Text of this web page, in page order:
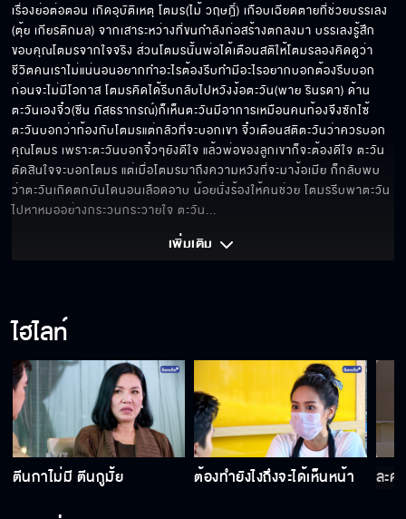
อยากรู้แต่ไม่อยากฟัง
ฉันไม่ตรวจร่างกาย
เรื่องคืนนั้น มันคืออะไร
อย่างอนนะ แหย่นิดเดียวเอง
เล่ามาได้แล้ว
เรื่องย่อต่อตอน เกิดอุบัติเหตุ โตมร(ไม้ วฤษฎิ์) เกือบเฉียดตายที่ช่วยบรรเลง
(ตุ้ย เกียรติกมล) จากเสาระหว่างที่ขนกำลังก่อสร้างตกลงมา บรรเลงรู้สึก
ขอบคุณโตมรจากใจจริง ส่วนโตมรนั้นพ่อได้เตือนสติให้โตมรลองคิดดูว่า
ชีวิตคนเราไม่แน่นอนอยากทำอะไรต้องรีบทำมีอะไรอยากบอกต้องรีบบอก
ก่อนจะไม่มีโอกาส โตมรคิดได้รีบกลับไปหวังง้อตะวัน(พาย รินรดา) ด้าน
ตะวันเองจิ๋ว(ซีน ภัสธรากรณ์)ก็เห็นตะวันมีอาการเหมือนคนท้องจึงซักไซ้
ตะวันบอกว่าท้องกับโตมรแต่กลัวที่จะบอกเขา จิ๋วเตือนสติตะวันว่าควรบอก
คุณโตมร เพราะตะวันบอกจิ๋วๆยังดีใจ แล้วพ่อของลูกเขาก็จะต้องดีใจ ตะวัน
ตัดสินใจจะบอกโตมร แต่เมื่อโตมรมาถึงความหวังที่จะมาง้อเมีย ก็กลับพบ
ว่าตะวันเกิดตกบันไดนอนเลือดอาบ น้อยนั่งร้องให้คนช่วย โตมรรีบพาตะวัน
ไปหาหมออย่างกระวนกระวายใจ ตะวัน...
เพิ่มเติม
ไฮไลท์
ตีนกาไม่มี ตีนกูมั้ย ต้องทำยังไงถึงจะได้เห็นหน้า ละค